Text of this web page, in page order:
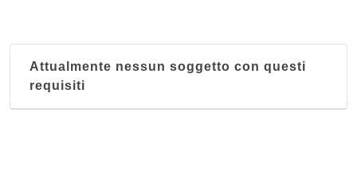
Attualmente nessun soggetto con questi
requisiti